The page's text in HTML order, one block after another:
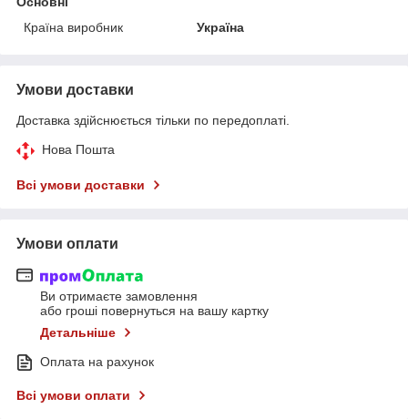
Країна виробник
Україна
Умови доставки
Доставка здійснюється тільки по передоплаті.
Нова Пошта
Всі умови доставки
Умови оплати
Ви отримаєте замовлення
або гроші повернуться на вашу картку
Детальніше
Оплата на рахунок
Всі умови оплати